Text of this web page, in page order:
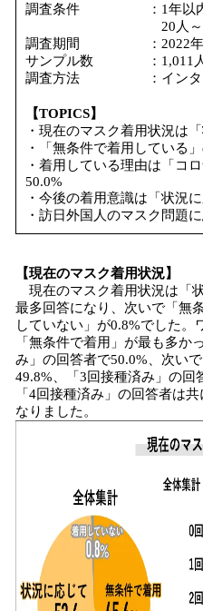
調査条件 ：1年以内～
20人～1000人以
調査期間 ：2022年10
サンプル数 ：1,011
調査方法 ：インター
【TOPICS】
・現在のマスク着用状況は
・「無条件で着用している
・着用している理由は「コ
50.0%
・今後の着用意識は「状況
・訪日外国人のマスク問題
【現在のマスク着用状況】
現在のマスク着用状況は「
最多回答になり、次いで「無
していない」が0.8%でした。
「無条件で着用」が最も多か
み」の回答者で50.0%、次い
49.8%、「3回接種済み」の回
「4回接種済み」の回答者は
なりました。